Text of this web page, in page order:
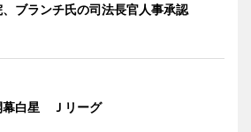
ブランチ氏の司法長官人事承認
幕白星 Ｊリーグ